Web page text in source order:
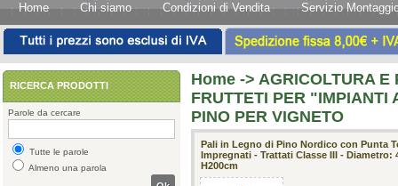
Home Chi siamo Condizioni di Vendita Servizio
RICERCA PRODOTTI
Parole da cercare
Tutte le parole
Almeno una parola
Home -> AGRICOLTURA E
FRUTTETI PER "IMPIANTI
PINO PER VIGNETO
Pali in Legno di Pino Nordico con Punta
Impregnati - Trattati Classe III - Diametro:
H200cm